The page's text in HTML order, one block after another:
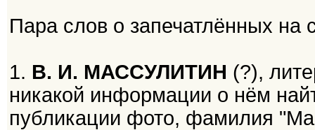
Пара слов о запечатлённых на
1. В. И. МАССУЛИТИН (?),
никакой информации о нём
публикации фото, фамилия